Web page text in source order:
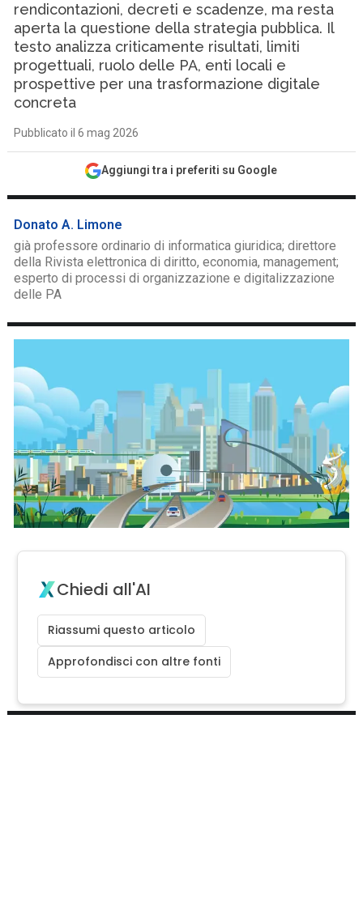
rendicontazioni, decreti e scadenze, ma resta
aperta la questione della strategia pubblica. Il
testo analizza criticamente risultati, limiti
progettuali, ruolo delle PA, enti locali e
prospettive per una trasformazione digitale
concreta
Pubblicato il 6 mag 2026
Aggiungi tra i preferiti su Google
Donato A. Limone
già professore ordinario di informatica giuridica; direttore
della Rivista elettronica di diritto, economia, management;
esperto di processi di organizzazione e digitalizzazione
delle PA
Chiedi all'AI
Riassumi questo articolo
Approfondisci con altre fonti